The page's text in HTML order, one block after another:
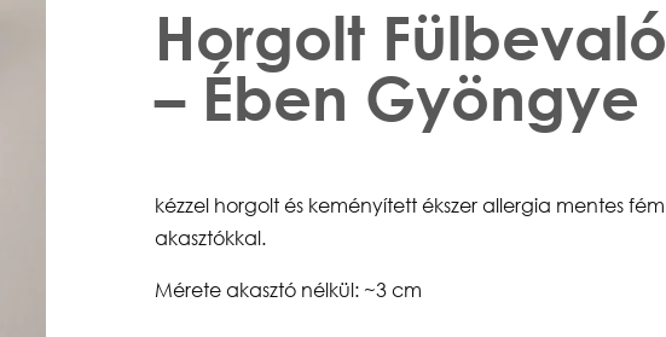
Horgolt Fülbevaló
– Ében Gyöngye
kézzel horgolt és keményített ékszer allergia mentes fém
akasztókkal.
Mérete akasztó nélkül: ~3 cm